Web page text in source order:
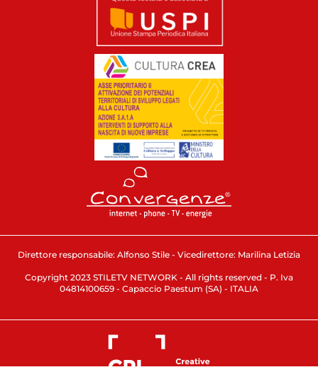
Direttore responsabile: Alfonso Stile - Vicedirettore: Marilina Letizia
Copyright 2023 STILETV NETWORK - All rights reserved - P. Iva
04814100659 - Capaccio Paestum (SA) - ITALIA